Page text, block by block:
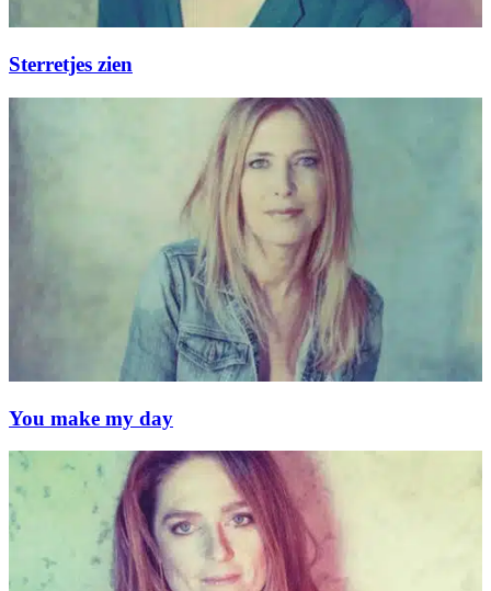
Sterretjes zien
You make my day